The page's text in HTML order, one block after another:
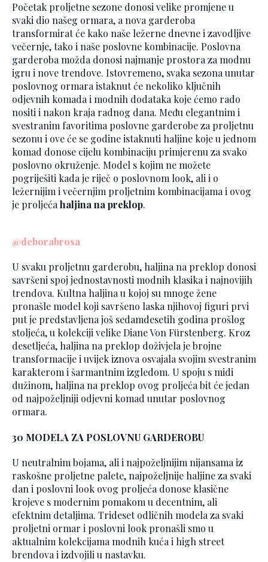
Početak proljetne sezone donosi velike promjene u
svaki dio našeg ormara, a nova garderoba
transformirat će kako naše ležerne dnevne i zavodljive
večernje, tako i naše poslovne kombinacije. Poslovna
garderoba možda donosi najmanje prostora za modnu
igru i nove trendove. Istovremeno, svaka sezona unutar
poslovnog ormara istaknut će nekoliko ključnih
odjevnih komada i modnih dodataka koje ćemo rado
nositi i nakon kraja radnog dana. Među elegantnim i
svestranim favoritima poslovne garderobe za proljetnu
sezonu i ove će se godine istaknuti haljine koje u jednom
komad donose cijelu kombinaciju primjerenu za svako
poslovno okruženje. Model s kojim ne možete
pogriješiti kada je riječ o poslovnom look, ali i o
ležernijim i večernjim proljetnim kombinacijama i ovog
je proljećahaljina na preklop.
@deborabrosa
U svaku proljetnu garderobu, haljina na preklop donosi
savršeni spoj jednostavnosti modnih klasika i najnovijih
trendova. Kultna haljina u kojoj su mnoge žene
pronašle model koji savršeno laska njihovoj figuri prvi
put je predstavljena još sedamdesetih godina prošlog
stoljeća, u kolekciji velike Diane Von Fürstenberg. Kroz
desetljeća, haljina na preklop doživjela je brojne
transformacije i uvijek iznova osvajala svojim svestranim
karakterom i šarmantnim izgledom. U spoju s midi
dužinom, haljina na preklop ovog proljeća bit će jedan
od najpoželjniji odjevni komad unutar poslovnog
ormara.
30 MODELA ZA POSLOVNU GARDEROBU
U neutralnim bojama, ali i najpoželjnijim nijansama iz
raskošne proljetne palete, najpoželjnije haljine za svaki
dan i poslovni look ovog proljeća donose klasične
krojeve s modernim pomakom u decentnim, ali
efektnim detaljima. Trideset odličnih modela za svaki
proljetni ormar i poslovni look pronašli smo u
aktualnim kolekcijama modnih kuća i high street
brendova i izdvojili u nastavku.